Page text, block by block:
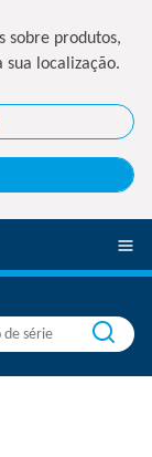
sobre produtos,
sua localização.